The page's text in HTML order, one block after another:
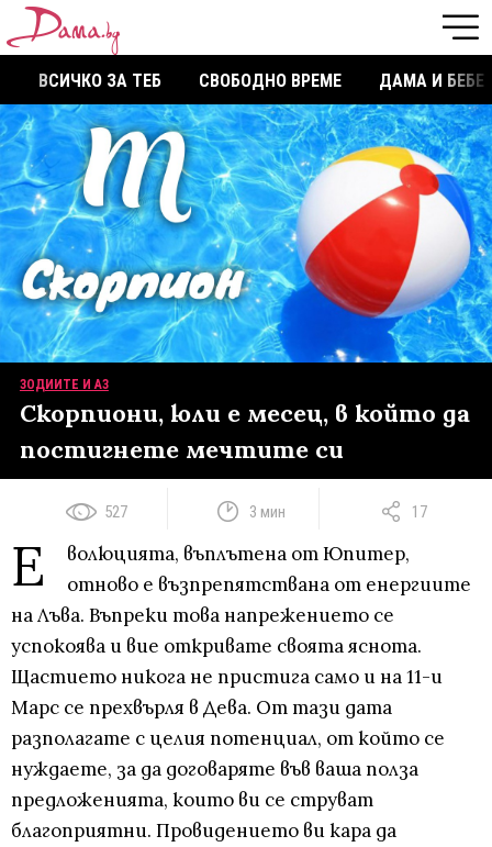
ВСИЧКО ЗА ТЕБ СВОБОДНО ВРЕМЕ ДАМА И БЕБЕ
ЗОДИИТЕ И АЗ
Скорпиони, юли е месец, в който да
постигнете мечтите си
527 3 мин 17
Е
волюцията, въплътена от Юпитер,
отново е възпрепятствана от енергиите
на Лъва. Въпреки това напрежението се
успокоява и вие откривате своята яснота.
Щастието никога не пристига само и на 11-и
Марс се прехвърля в Дева. От тази дата
разполагате с целия потенциал, от който се
нуждаете, за да договаряте във ваша полза
предложенията, които ви се струват
благоприятни. Провидението ви кара да